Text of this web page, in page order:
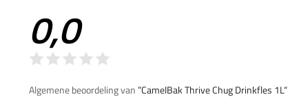
0,0
Algemene beoordeling van”CamelBak Thrive Chug Drinkfles 1L“